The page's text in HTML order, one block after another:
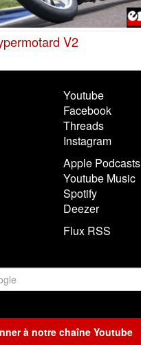
V2
Youtube
Facebook
Threads
Instagram
Apple Podcasts
Youtube Music
Spotify
Deezer
Flux RSS